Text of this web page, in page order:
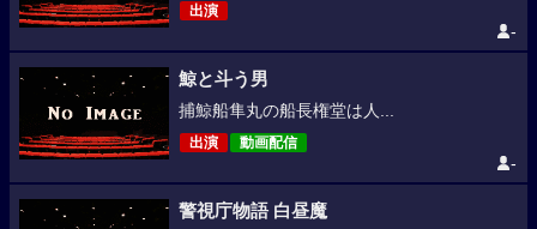
出演
-
鯨と斗う男
捕鯨船隼丸の船長権堂は人...
出演 動画配信
-
警視庁物語 白昼魔